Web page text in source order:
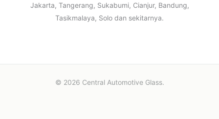
Jakarta, Tangerang, Sukabumi, Cianjur, Bandung,
Tasikmalaya, Solo dan sekitarnya.
© 2026 Central Automotive Glass.